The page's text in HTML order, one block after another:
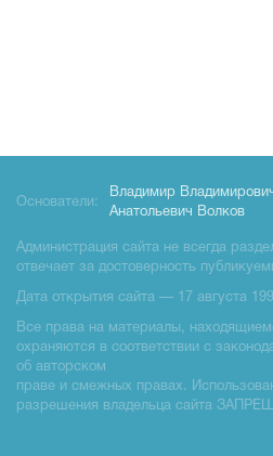
Основатели:
Владимир
Анатольевич Волков
Администрация сайта не всегда
отвечает за достоверность
Дата открытия сайта — 17 августа
Все права на материалы,
охраняются в соответствии с
об авторском
праве и смежных правах.
разрешения владельца сайта